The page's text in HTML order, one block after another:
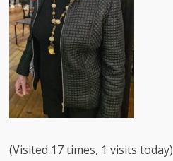
(Visited 17 times, 1 visits today)